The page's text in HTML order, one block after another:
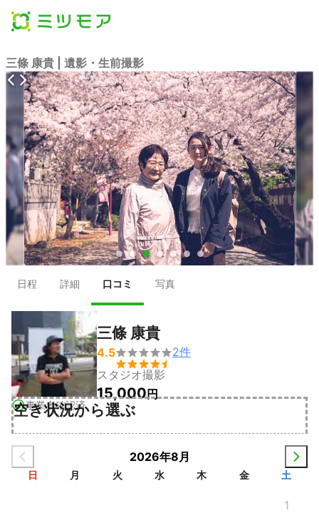
三條 康貴 | 遺影・生前撮影
● ● ● ● ● ● ●
日程 詳細 口コミ 写真
事業者確認済
三條 康貴
4.5

2件
スタジオ撮影
15,000円
空き状況から選ぶ
2026年8月
日 月 火 水 木 金 土
1